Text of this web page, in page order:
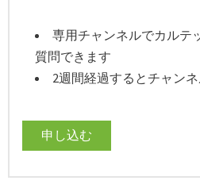
専用チャンネルでカルテ
質問できます
2週間経過するとチャン
申し込む